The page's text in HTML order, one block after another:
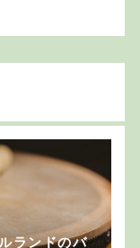
ランドのバ